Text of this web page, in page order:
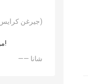
—— (جيرغن كرايس)
مورّد رائع، سلعة مثالية، تسليم مثالي!
—— شانا